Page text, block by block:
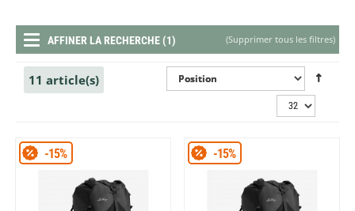
(Supprimer tous les filtres)
AFFINER LA RECHERCHE (1)
11 article(s)
-15% -15%